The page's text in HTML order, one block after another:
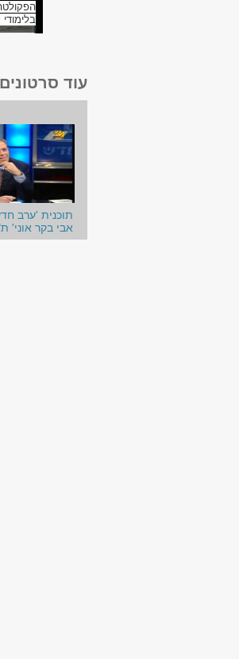
עוד
אבי בקר אוני'